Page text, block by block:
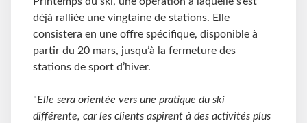
déjà ralliée une vingtaine de stations. Elle
consistera en une offre spécifique, disponible à
partir du 20 mars, jusqu’à la fermeture des
stations de sport d’hiver.
"Elle sera orientée vers une pratique du ski
différente, car les clients aspirent à des activités plus